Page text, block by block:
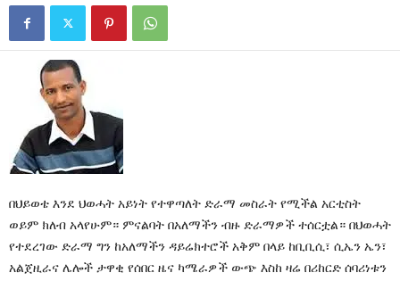
በህይወቴ እንደ ህወሓት አይነት የተዋጣለት ድራማ መስራት የሚችል አርቲስት
ወይም ክለብ አላየሁም። ምናልባት በአለማችን ብዙ ድራማዎች ተሰርቷል። በህወሓት
የተደረገው ድራማ ግን ከአለማችን ዳይሬክተሮች አቅም በላይ ከቢቢሲ፣ ሲኤን ኤን፣
አልጀዚራና ሌሎች ታዋቂ የሰበር ዜና ካሜራዎች ውጭ እስከ ዛሬ በሪከርድ ሰባሪነቱን